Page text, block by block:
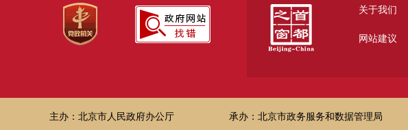
关于我们
网站建议
主办：北京市人民政府办公厅 承办：北京市政务服务和数据管理局